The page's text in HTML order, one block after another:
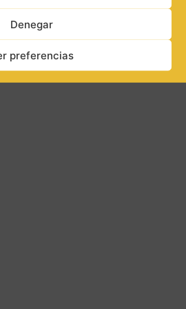
Denegar
preferencias